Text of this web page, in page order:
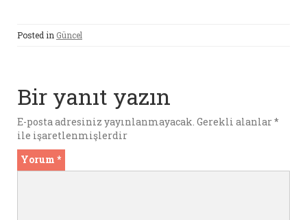
ce
b
o
k
it
te
p
p
Posted in Güncel
Bir yanıt yazın
E-posta adresiniz yayınlanmayacak. Gerekli alanlar*
ile işaretlenmişlerdir
Yorum *